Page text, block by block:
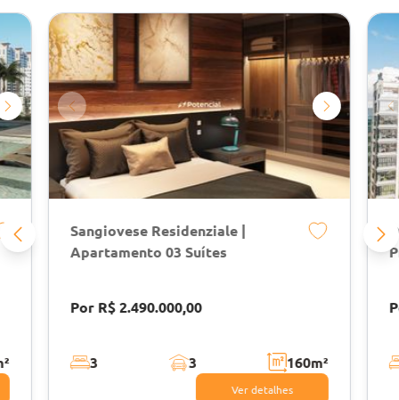
Sangiovese Residenziale |
Apartamento 03 Suítes
Por R$ 2.490.000,00
3 3 160m²
Ver detalhes